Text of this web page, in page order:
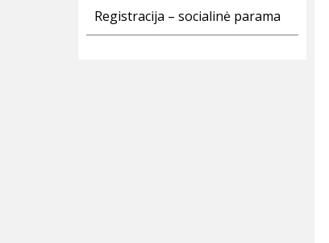
Registracija – socialinė parama